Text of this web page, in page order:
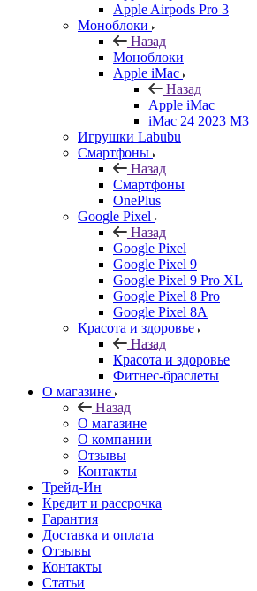
Apple Airpods Pro 3
Моноблоки
Назад
Моноблоки
Apple iMac
Назад
Apple iMac
iMac 24 2023 M3
Игрушки Labubu
Смартфоны
Назад
Смартфоны
OnePlus
Google Pixel
Назад
Google Pixel
Google Pixel 9
Google Pixel 9 Pro XL
Google Pixel 8 Pro
Google Pixel 8A
Красота и здоровье
Назад
Красота и здоровье
Фитнес-браслеты
О магазине
Назад
О магазине
О компании
Отзывы
Контакты
Трейд-Ин
Кредит и рассрочка
Гарантия
Доставка и оплата
Отзывы
Контакты
Статьи